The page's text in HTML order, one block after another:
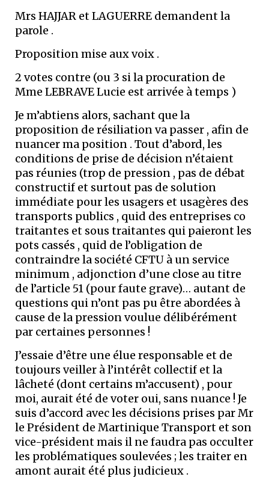
Mrs HAJJAR et LAGUERRE demandent la
parole .
Proposition mise aux voix .
2 votes contre (ou 3 si la procuration de
Mme LEBRAVE Lucie est arrivée à temps )
Je m’abtiens alors, sachant que la
proposition de résiliation va passer , afin de
nuancer ma position . Tout d’abord, les
conditions de prise de décision n’étaient
pas réunies (trop de pression , pas de débat
constructif et surtout pas de solution
immédiate pour les usagers et usagères des
transports publics , quid des entreprises co
traitantes et sous traitantes qui paieront les
pots cassés , quid de l’obligation de
contraindre la société CFTU à un service
minimum , adjonction d’une close au titre
de l’article 51 (pour faute grave)… autant de
questions qui n’ont pas pu être abordées à
cause de la pression voulue délibérément
par certaines personnes !
J’essaie d’être une élue responsable et de
toujours veiller à l’intérêt collectif et la
lâcheté (dont certains m’accusent) , pour
moi, aurait été de voter oui, sans nuance ! Je
suis d’accord avec les décisions prises par Mr
le Président de Martinique Transport et son
vice-président mais il ne faudra pas occulter
les problématiques soulevées ; les traiter en
amont aurait été plus judicieux .